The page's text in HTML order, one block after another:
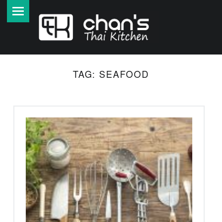
H
S
C
H
E
T
H
A
I
TAG: SEAFOOD